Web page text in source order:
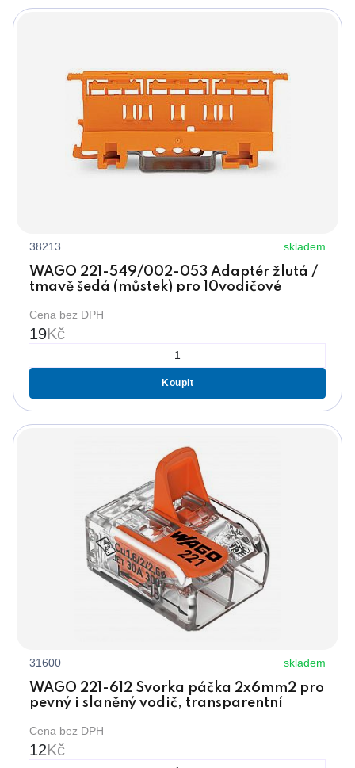
38213 skladem
WAGO 221-549/002-053 Adaptér žlutá /
tmavě šedá (můstek) pro 10vodičové
Cena bez DPH
19Kč
Koupit
31600 skladem
WAGO 221-612 Svorka páčka 2x6mm2 pro
pevný i slaněný vodič, transparentní
Cena bez DPH
12Kč